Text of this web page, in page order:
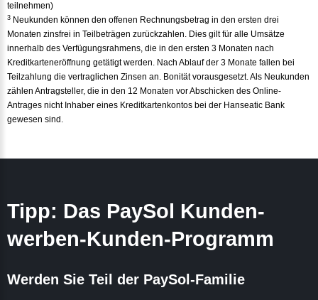
teilnehmen)
3 Neukunden können den offenen Rechnungsbetrag in den ersten drei
Monaten zinsfrei in Teilbeträgen zurückzahlen. Dies gilt für alle Umsätze
innerhalb des Verfügungsrahmens, die in den ersten 3 Monaten nach
Kreditkarteneröffnung getätigt werden. Nach Ablauf der 3 Monate fallen bei
Teilzahlung die vertraglichen Zinsen an. Bonität vorausgesetzt. Als Neukunden
zählen Antragsteller, die in den 12 Monaten vor Abschicken des Online-
Antrages nicht Inhaber eines Kreditkartenkontos bei der Hanseatic Bank
gewesen sind.
Tipp: Das PaySol Kunden-
werben-Kunden-Programm
Werden Sie Teil der PaySol-Familie